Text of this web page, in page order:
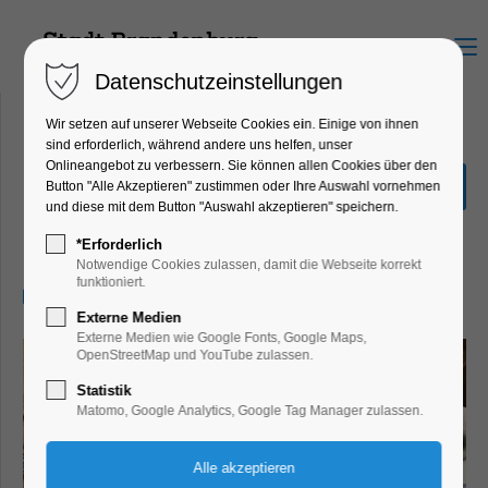
Menu
Echt Schmuck! Gefundenes
bekommt ein zweites Leben
Ferienkalender, Kinder, Jugend
Datenschutzeinstellungen
Wir setzen auf unserer Webseite Cookies ein. Einige von ihnen
sind erforderlich, während andere uns helfen, unser
Onlineangebot zu verbessern. Sie können allen Cookies über den
Button "Alle Akzeptieren" zustimmen oder Ihre Auswahl vornehmen
und diese mit dem Button "Auswahl akzeptieren" speichern.
*Erforderlich
Notwendige Cookies zulassen, damit die Webseite korrekt
funktioniert.
Externe Medien
Externe Medien wie Google Fonts, Google Maps,
OpenStreetMap und YouTube zulassen.
Statistik
Matomo, Google Analytics, Google Tag Manager zulassen.